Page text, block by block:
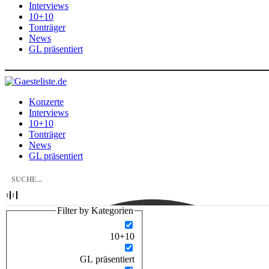
Interviews
10+10
Tonträger
News
GL präsentiert
Konzerte
Interviews
10+10
Tonträger
News
GL präsentiert
Filter by Kategorien
10+10
GL präsentiert